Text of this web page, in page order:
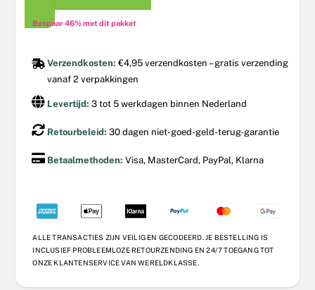
Bespaar 46% met dit pakket
Verzendkosten: €4,95 verzendkosten – gratis verzending
vanaf 2 verpakkingen
Levertijd: 3 tot 5 werkdagen binnen Nederland
Retourbeleid: 30 dagen niet-goed-geld-terug-garantie
Betaalmethoden: Visa, MasterCard, PayPal, Klarna
ALLE TRANSACTIES ZIJN VEILIG EN GECODEERD. JE BESTELLING IS
INCLUSIEF PROBLEEMLOZE RETOURZENDING EN 24/7 TOEGANG TOT
ONZE KLANTENSERVICE VAN WERELDKLASSE.